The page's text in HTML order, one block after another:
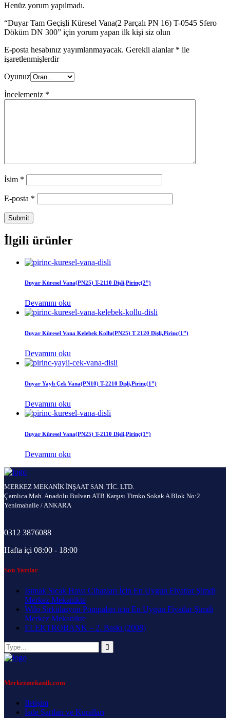
Henüz yorum yapılmadı.
“Duyar Tam Geçişli Küresel Vana(2 Parçalı PN 16) T-0545 Sfero
Döküm DN 300” için yorum yapan ilk kişi siz olun
E-posta hesabınız yayımlanmayacak. Gerekli alanlar * ile
işaretlenmişlerdir
Oyunuz
İncelemeniz *
İsim *
E-posta *
İlgili ürünler
Duyar Küresel Vana(PN25) T-2110 Dişli,Pirinç(2”)
Devamını oku
Duyar Küresel Vana Kelebek Kollu(PN25) T 2120 Dişli,Pirinç(1”)
Devamını oku
Duyar Yaylı Çek Vana(PN10) T-2210 Dişli,Pirinç(1”)
Devamını oku
Duyar Küresel Vana(PN25) T-2110 Dişli,Pirinç(1”)
Devamını oku
MERKEZ MEKANİK İNŞAAT SAN. TİC. LTD.
Çamlıca Mah. Anadolu Bulvarı ATB Karşısı Timko Sokak A Blok No:2
Yenimahalle / ANKARA
0312 3876088
Hafta içi 08:00 - 18:00
Son Yazılar
Isımak Sıcak Hava Cihazları İçin En Uygun Fiyatlar Şimdi
Merkez Mekanikte
Wilo Sirkülasyon Pompaları için En Uygun Fiyatlar Şimdi
Merkez Mekanikte
ELEKTROBANK – 2. Baskı (2008)
Merkezmekanik.com
İletişim
İade Şartları ve Kuralları